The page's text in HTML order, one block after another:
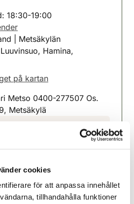
cookies
för att anpassa innehållet
tillhandahålla funktioner
18:30-19:00
| Metsäkylän
Hamina,
på kartan
Metso 0400-277507 Os.
Metsäkylä
hamina@rhy.riista.fi